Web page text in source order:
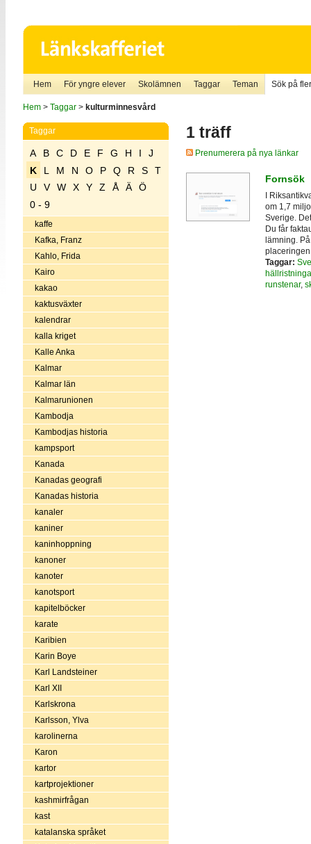
Hem För yngre elever Skolämnen Taggar Teman Sök på
Hem> Taggar> kulturminnesvård
Taggar
A B C D E F G H I
J
K
L M N O P Q R S
T
U
V W X Y Z Å Ä
Ö
0 - 9
kaffe
Kafka, Franz
Kahlo, Frida
Kairo
kakao
kaktusväxter
kalendrar
kalla kriget
Kalle Anka
Kalmar
Kalmar län
Kalmarunionen
Kambodja
Kambodjas historia
kampsport
Kanada
Kanadas geografi
Kanadas historia
kanaler
kaniner
kaninhoppning
kanoner
kanoter
kanotsport
kapitelböcker
karate
Karibien
Karin Boye
Karl Landsteiner
Karl XII
Karlskrona
Karlsson, Ylva
karolinerna
Karon
kartor
kartprojektioner
kashmirfrågan
kast
katalanska språket
1 träff
Prenumerera på nya länkar
Fornsök
I
om 1,7
Sverige.
Du får
lämning.
Taggar:
runstenar,